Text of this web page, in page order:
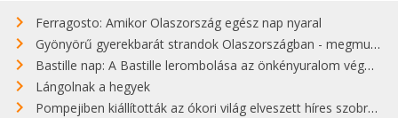
Ferragosto: Amikor Olaszország egész nap nyaral
Gyönyörű gyerekbarát strandok Olaszországban - megmutatjuk a 15 legjobbat
Bastille nap: A Bastille lerombolása az önkényuralom végét jelentette
Lángolnak a hegyek
Pompejiben kiállították az ókori világ elveszett híres szobrának másolatát